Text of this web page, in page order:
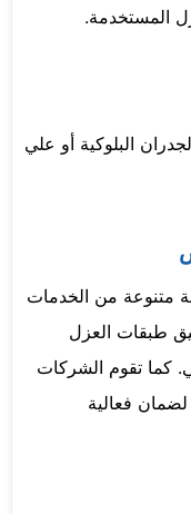
المستخدمة.
البلوكية أو علي
متنوعة من الخدمات
طبقات العزل
كما تقوم الشركات
فعالية